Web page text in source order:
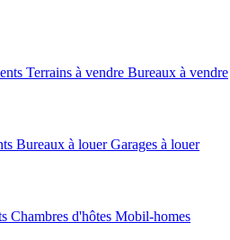
Terrains à vendre Bureaux à vendre
Bureaux à louer Garages à louer
Chambres d'hôtes Mobil-homes